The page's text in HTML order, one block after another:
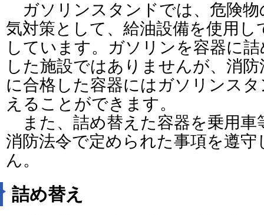
ガソリンスタンドでは、危険物
気対策として、給油設備を使用し
しています。ガソリンを容器に
した施設ではありませんが、消
に合格した容器にはガソリンス
えることができます。
また、詰め替えた容器を乗用車
消防法令で定められた事項を遵
ん。
詰め替え